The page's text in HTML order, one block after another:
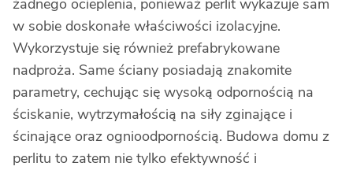
żadnego ocieplenia, ponieważ perlit wykazuje sam
w sobie doskonałe właściwości izolacyjne.
Wykorzystuje się również prefabrykowane
nadproża. Same ściany posiadają znakomite
parametry, cechując się wysoką odpornością na
ściskanie, wytrzymałością na siły zginające i
ścinające oraz ognioodpornością. Budowa domu z
perlitu to zatem nie tylko efektywność i